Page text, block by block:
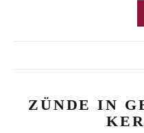
ZÜNDE IN